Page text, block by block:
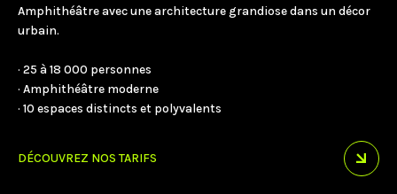
Amphithéâtre avec une architecture grandiose dans un décor
urbain.
· 25 à 18 000 personnes
· Amphithéâtre moderne
· 10 espaces distincts et polyvalents
DÉCOUVREZ NOS TARIFS